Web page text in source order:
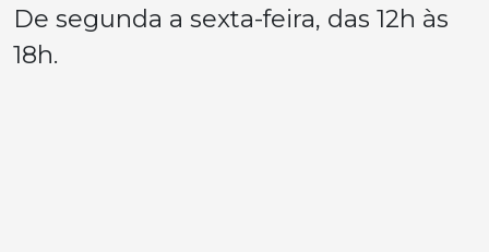
De segunda a sexta-feira, das 12h às
18h.